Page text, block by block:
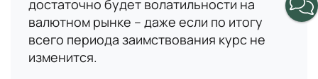
достаточно будет волатильности на
валютном рынке – даже если по итогу
всего периода заимствования курс не
изменится.
Вопрос